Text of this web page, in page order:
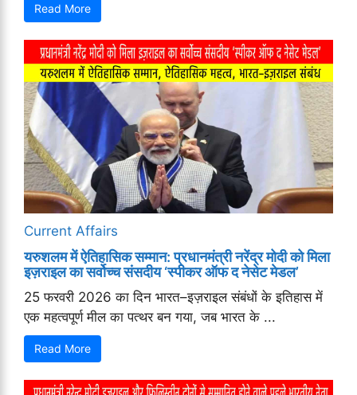
Read More
Current Affairs
यरुशलम में ऐतिहासिक सम्मान: प्रधानमंत्री नरेंद्र मोदी को मिला
इज़राइल का सर्वोच्च संसदीय ‘स्पीकर ऑफ द नेसेट मेडल’
25 फरवरी 2026 का दिन भारत–इज़राइल संबंधों के इतिहास में
एक महत्वपूर्ण मील का पत्थर बन गया, जब भारत के ...
Read More